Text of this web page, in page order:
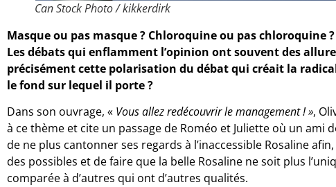
Can Stock Photo / kikkerdirk
Masque ou pas masque ? Chloroquine ou pas chloroquine
Les débats qui enflamment l’opinion ont souvent des
précisément cette polarisation du débat qui créait la
le fond sur lequel il porte ?
Dans son ouvrage, « Vous allez redécouvrir le management ! »,
à ce thème et cite un passage de Roméo et Juliette où un ami
de ne plus cantonner ses regards à l’inaccessible Rosaline
des possibles et de faire que la belle Rosaline ne soit plus
comparée à d’autres qui ont d’autres qualités.